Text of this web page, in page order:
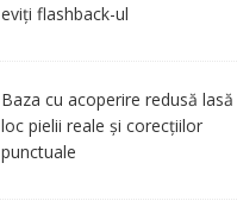
eviți flashback-ul
Baza cu acoperire redusă lasă
loc pielii reale și corecțiilor
punctuale